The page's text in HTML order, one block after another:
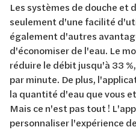
Les systèmes de douche et
seulement d'une facilité
également d'autres
d'économiser de l'eau. Le
réduire le débit jusqu'à 33
par minute. De plus,
la quantité d'eau que vous
Mais ce n'est pas tout !
personnaliser l'expérience